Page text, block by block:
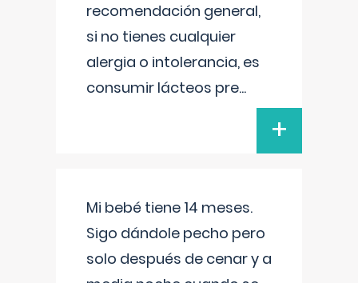
recomendación general,
si no tienes cualquier
alergia o intolerancia, es
consumir lácteos pre...
+
Mi bebé tiene 14 meses.
Sigo dándole pecho pero
solo después de cenar y a